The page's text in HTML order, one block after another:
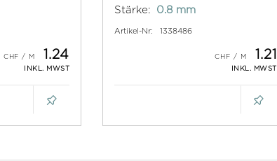
1.24
INKL. MWST
Stärke:
0.8 mm
Artikel-Nr: 1338486
1.21
INKL. MWST